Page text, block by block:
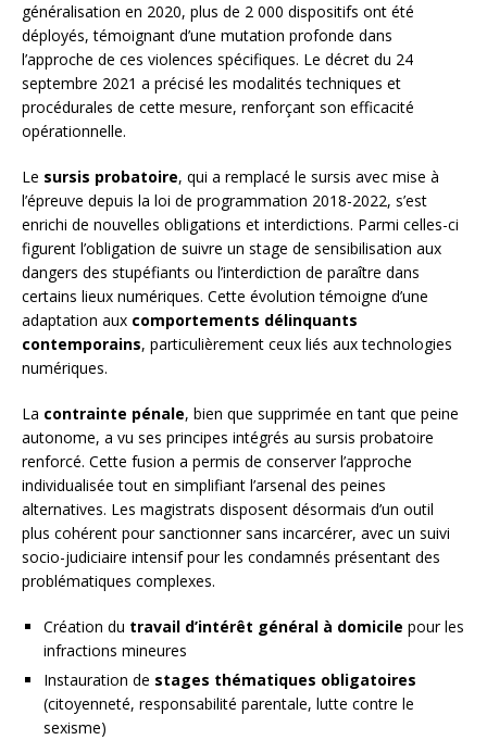
généralisation en 2020, plus de 2 000 dispositifs ont été
déployés, témoignant d’une mutation profonde dans
l’approche de ces violences spécifiques. Le décret du 24
septembre 2021 a précisé les modalités techniques et
procédurales de cette mesure, renforçant son efficacité
opérationnelle.
Le sursis probatoire, qui a remplacé le sursis avec mise à
l’épreuve depuis la loi de programmation 2018-2022, s’est
enrichi de nouvelles obligations et interdictions. Parmi celles-ci
figurent l’obligation de suivre un stage de sensibilisation aux
dangers des stupéfiants ou l’interdiction de paraître dans
certains lieux numériques. Cette évolution témoigne d’une
adaptation aux comportements délinquants
contemporains, particulièrement ceux liés aux technologies
numériques.
La contrainte pénale, bien que supprimée en tant que peine
autonome, a vu ses principes intégrés au sursis probatoire
renforcé. Cette fusion a permis de conserver l’approche
individualisée tout en simplifiant l’arsenal des peines
alternatives. Les magistrats disposent désormais d’un outil
plus cohérent pour sanctionner sans incarcérer, avec un suivi
socio-judiciaire intensif pour les condamnés présentant des
problématiques complexes.
Création du travail d’intérêt général à domicile pour les
infractions mineures
Instauration de stages thématiques obligatoires
(citoyenneté, responsabilité parentale, lutte contre le
sexisme)